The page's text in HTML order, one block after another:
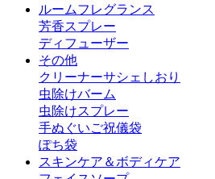
ルームフレグランス
芳香スプレー
ディフューザー
その他
クリーナーサシェ しおり
虫除けバーム
虫除けスプレー
手ぬぐいご祝儀袋
ぽち袋
スキンケア＆ボディケア